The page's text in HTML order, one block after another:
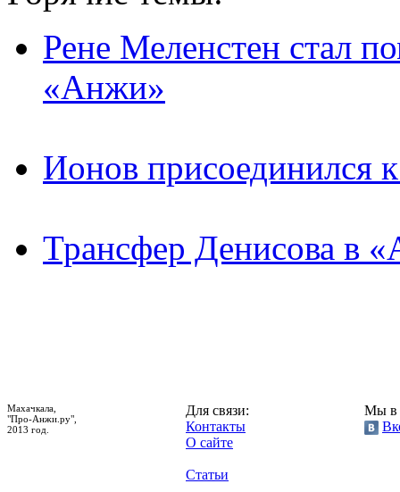
Рене Меленстен стал
«Анжи»
Ионов присоединился
Трансфер Денисова в
Махачкала,
"Про-Анжи.ру",
2013 год.
Для связи:
Контакты
О сайте
Статьи
Мы в